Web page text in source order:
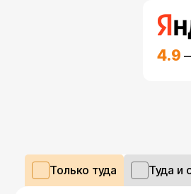
4.9
Только туда Туда и